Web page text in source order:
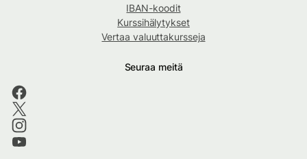
IBAN-koodit
Kurssihälytykset
Vertaa valuuttakursseja
Seuraa meitä